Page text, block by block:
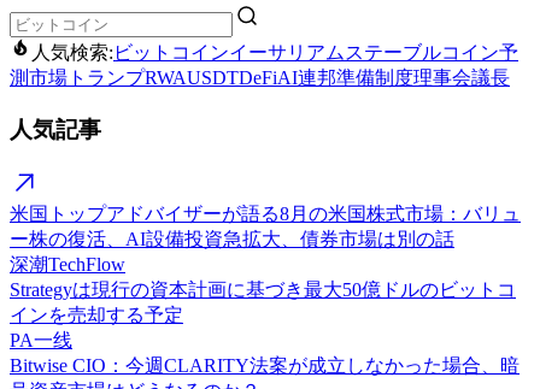
人気検索: ビットコインイーサリアム ステーブルコイン予
測市場 トランプRWAUSDTDeFiAI連邦準備制度理事会議長
人気記事
米国トップアドバイザーが語る8月の米国株式市場：バリュ
ー株の復活、AI設備投資急拡大、債券市場は別の話
深潮TechFlow
Strategyは現行の資本計画に基づき最大50億ドルのビットコ
インを売却する予定
PA一线
Bitwise CIO：今週CLARITY法案が成立しなかった場合、暗